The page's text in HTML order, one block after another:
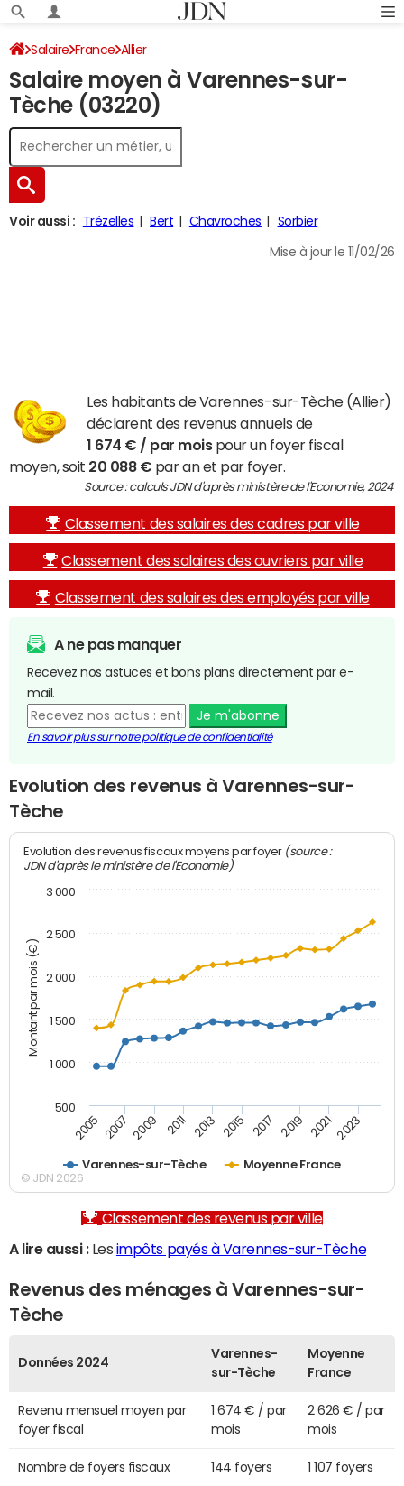
Salaire France Allier
Salaire moyen à Varennes-sur-
Tèche (03220)
Voir aussi : Trézelles Bert Chavroches Sorbier
Mise à jour le 11/02/26
Les habitants de Varennes-sur-Tèche (Allier)
déclarent des revenus annuels de
1 674 € / par moispour un foyer fiscal
moyen, soit 20 088 € par an et par foyer.
Source : calculs JDN d'après ministère de l'Economie, 2024
Classement des salaires des cadres par ville
Classement des salaires des ouvriers par ville
Classement des salaires des employés par ville
A ne pas manquer
Recevez nos astuces et bons plans directement par e-
mail.
Je m'abonne
En savoir plus sur notre politique de confidentialité
Evolution des revenus à Varennes-sur-
Tèche
Montant par mois (€)
Evolution des revenus fiscaux moyens par foyer (source :
JDN d'après le ministère de l'Economie)
Varennes-sur-Tèche Moyenne France
2005 2007 2009 2011 2013 2015 2017 2019 2021 2023
500
1 000
1 500
2 000
2 500
3 000
© JDN 2026
Classement des revenus par ville
A lire aussi :Les impôts payés à Varennes-sur-Tèche
Revenus des ménages à Varennes-sur-
Tèche
Données 2024
Varennes-
sur-Tèche
Moyenne
France
Revenu mensuel moyen par
foyer fiscal
1 674 € / par
mois
2 626 € / par
mois
Nombre de foyers fiscaux 144 foyers 1 107 foyers